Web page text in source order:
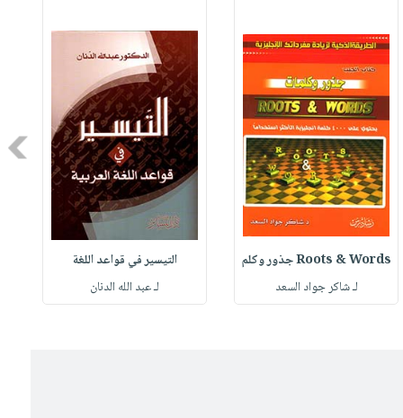
Roots & Words جذور وكلم
لـ شاكر جواد السعد
التيسير في قواعد اللغة
لـ عبد الله الدنان